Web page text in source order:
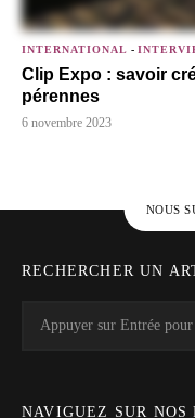
INTERNATIONAL -
Clip Expo : savoir
pérennes
6 novembre 2023
NOUS
RECHERCHER UN
for:
NAVIGUEZ SUR NOS